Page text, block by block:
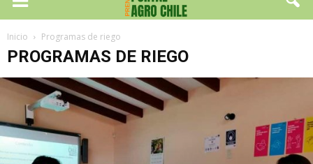
Inicio Programas de riego
PROGRAMAS DE RIEGO